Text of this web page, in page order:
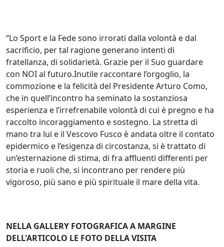
“Lo Sport e la Fede sono irrorati dalla volontà e dal
sacrificio, per tal ragione generano intenti di
fratellanza, di solidarietà. Grazie per il Suo guardare
con NOI al futuro.Inutile raccontare l’orgoglio, la
commozione e la felicità del Presidente Arturo Como,
che in quell’incontro ha seminato la sostanziosa
esperienza e l’irrefrenabile volontà di cui è pregno e ha
raccolto incoraggiamento e sostegno. La stretta di
mano tra lui e il Vescovo Fusco è andata oltre il contato
epidermico e l’esigenza di circostanza, si è trattato di
un’esternazione di stima, di fra affluenti differenti per
storia e ruoli che, si incontrano per rendere più
vigoroso, più sano e più spirituale il mare della vita.
NELLA GALLERY FOTOGRAFICA A MARGINE
DELL'ARTICOLO LE FOTO DELLA VISITA